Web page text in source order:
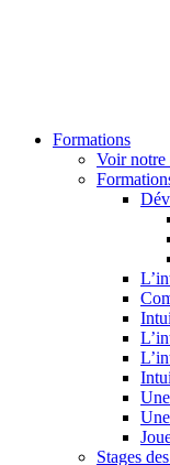
Formations
Voir notre
Stages